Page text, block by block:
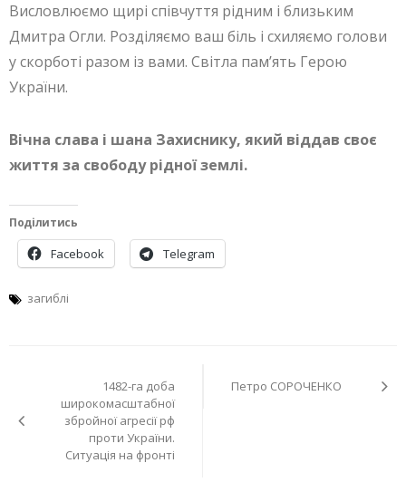
Висловлюємо щирі співчуття рідним і близьким
Дмитра Огли. Розділяємо ваш біль і схиляємо голови
у скорботі разом із вами. Світла пам’ять Герою
України.
Вічна слава і шана Захиснику, який віддав своє
життя за свободу рідної землі.
Поділитись
Facebook Telegram
загиблі
записів1482-га доба
широкомасштабної
збройної агресії рф
проти України.
Ситуація на фронті
Петро СОРОЧЕНКО